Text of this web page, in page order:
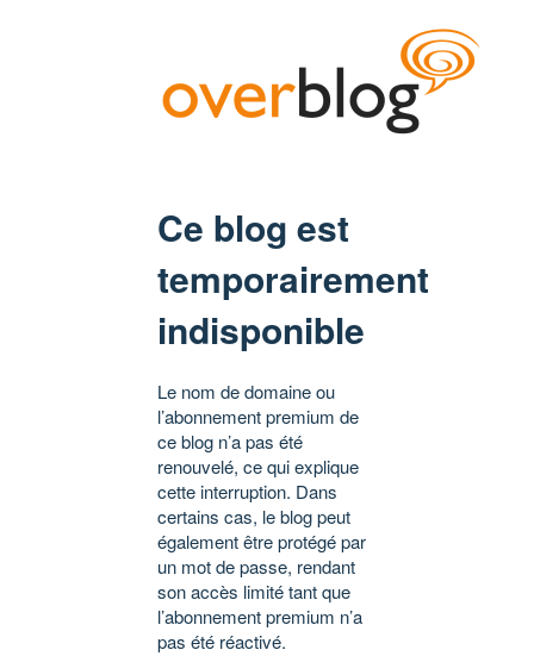
Ce blog est
temporairement
indisponible
Le nom de domaine ou
l’abonnement premium de
ce blog n’a pas été
renouvelé, ce qui explique
cette interruption. Dans
certains cas, le blog peut
également être protégé par
un mot de passe, rendant
son accès limité tant que
l’abonnement premium n’a
pas été réactivé.